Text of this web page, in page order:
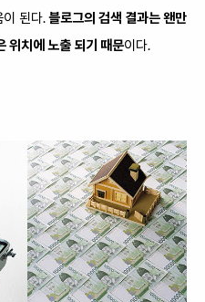
이 된다.블로그의 검색 결과는 왠만
위치에 노출 되기 때문이다.